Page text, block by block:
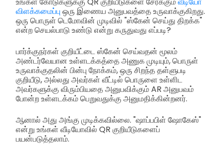
விளக்கமைப்பு ஒரு இணைய அனுபவத்தை உருவாக்குகிறது.
ஒரு பொருள் டெமோவின் முடிவில் "ஸ்கேன் செய்து திறக்க"
என்ற செயல்பாடு உண்டு என்று கருதுவது எப்படி?
பார்க்குநர்கள் குறியீட்டை ஸ்கேன் செய்வதன் மூலம்
அண்டர்வேயான உள்ளடக்கத்தை அணுக முடியும், பொருள்
உருவாக்குதலின் பின்பு நோக்கம், ஒரு சிறந்த தள்ளுபடி
குறியீடு, அல்லது அவர்கள் வீட்டில் பொருளை உள்ளிட
அவர்களுக்கு விரும்பியதை அனுபவிக்கும் AR அனுபவம்
போன்ற உள்ளடக்கம் பெறுவதுக்கு அனுமதிக்கின்றனர்.
ஆனால் அது அங்கு முடிக்கவில்லை. "ஷாப்பபிள் ஷோகேஸ்"
என்று உங்கள் வீடியோவில் QR குறியீடுகளைப்
பயன்படுத்தலாம்.